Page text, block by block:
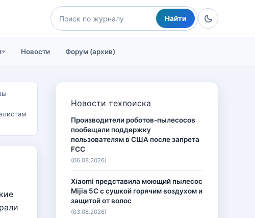
Найти
Новости Форум (архив)
Новости техпоиска
Производители роботов-пылесосов
пообещали поддержку
пользователям в США после запрета
FCC
(06.08.2026)
Xiaomi представила моющий пылесос
Mijia 5C с сушкой горячим воздухом и
защитой от волос
(03.08.2026)